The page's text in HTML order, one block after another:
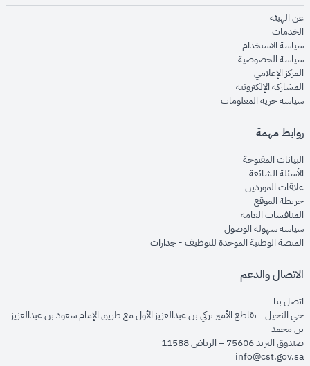
عن الهيئةopens in new window
الخدماتopens in new window
سياسة الاستخدام
سياسة الخصوصيةopens in new window
المركز الإعلاميopens in new window
المشاركة الإلكترونيةopens in new window
سياسة حرية المعلوماتopens in new window
روابط مهمة
البيانات المفتوحةopens in new window
الأسئلة الشائعةopens in new window
علاقات الموردينopens in new window
خريطة الموقعopens in new window
المنافسات العامةopens in new window
سياسة سهولة الوصولopens in new window
المنصة الوطنية الموحدة للتوظيف - جداراتopens in new window
الاتصال والدعم
اتصل بنا
حي النخيل - تقاطع الأمير تركي بن عبدالعزيز الأول مع طريق الإمام سعود بن عبدالعزيز
بن محمد
صندوق البريد 75606 – الرياض 11588
info@cst.gov.sa